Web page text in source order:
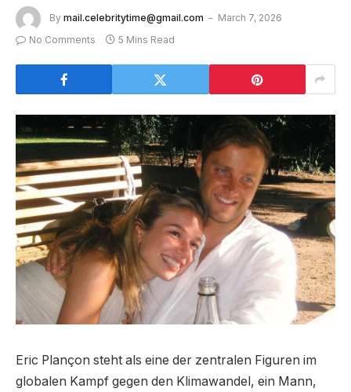
By mail.celebritytime@gmail.com
March 7, 2026
No Comments
5 Mins Read
Eric Plançon steht als eine der zentralen Figuren im
globalen Kampf gegen den Klimawandel, ein Mann,